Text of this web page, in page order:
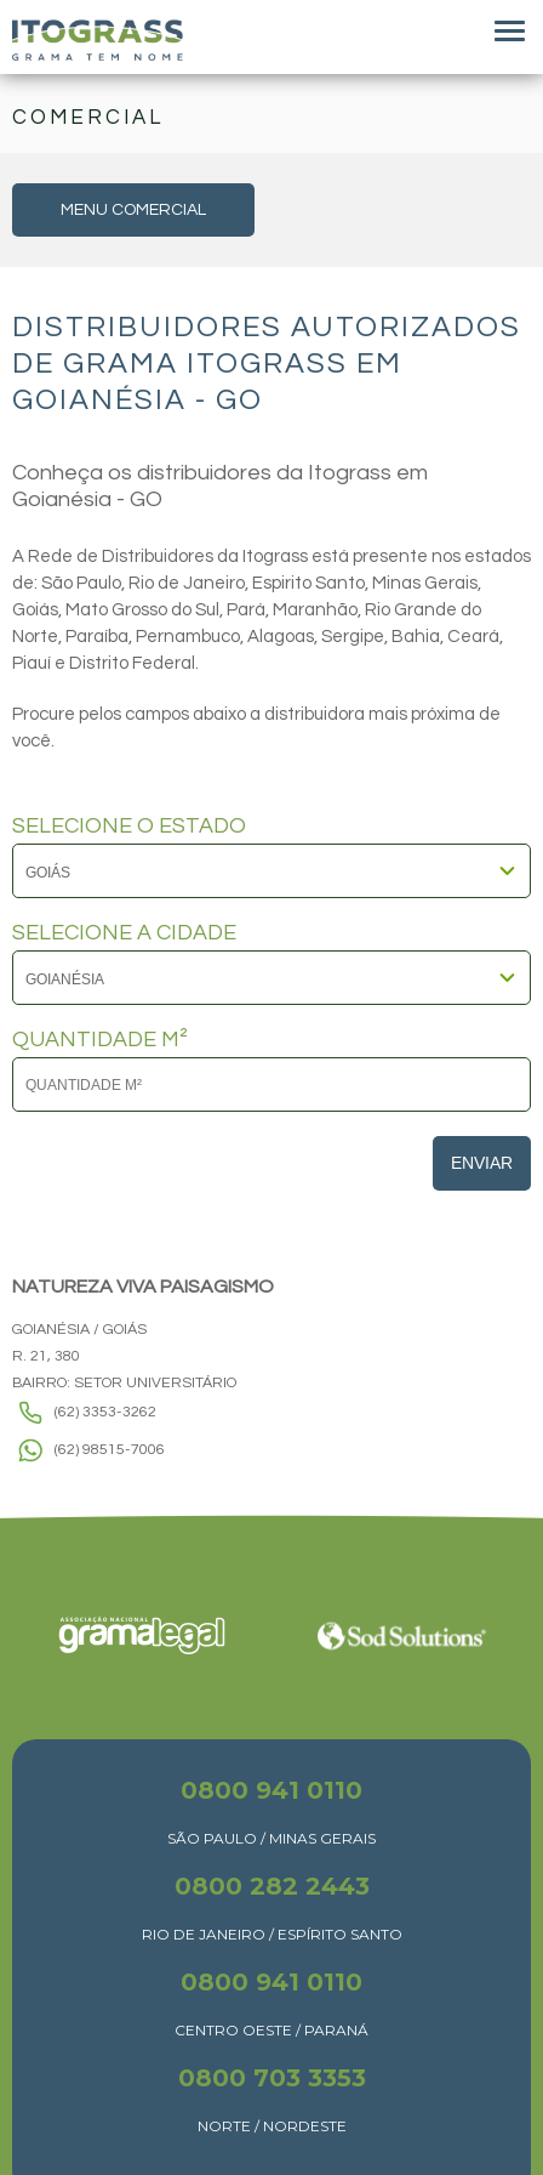
COMERCIAL
MENU COMERCIAL
DISTRIBUIDORES AUTORIZADOS
DE GRAMA ITOGRASS EM
GOIANÉSIA - GO
Conheça os distribuidores da Itograss em
Goianésia - GO
A Rede de Distribuidores da Itograss está presente nos estados
de: São Paulo, Rio de Janeiro, Espirito Santo, Minas Gerais,
Goiás, Mato Grosso do Sul, Pará, Maranhão, Rio Grande do
Norte, Paraíba, Pernambuco, Alagoas, Sergipe, Bahia, Ceará,
Piauí e Distrito Federal.
Procure pelos campos abaixo a distribuidora mais próxima de
você.
SELECIONE O ESTADO
SELECIONE A CIDADE
QUANTIDADE M²
ENVIAR
NATUREZA VIVA PAISAGISMO
GOIANÉSIA / GOIÁS
R. 21, 380
BAIRRO: SETOR UNIVERSITÁRIO
(62) 3353-3262
(62) 98515-7006
0800 941 0110
SÃO PAULO / MINAS GERAIS
0800 282 2443
RIO DE JANEIRO / ESPÍRITO SANTO
0800 941 0110
CENTRO OESTE / PARANÁ
0800 703 3353
NORTE / NORDESTE